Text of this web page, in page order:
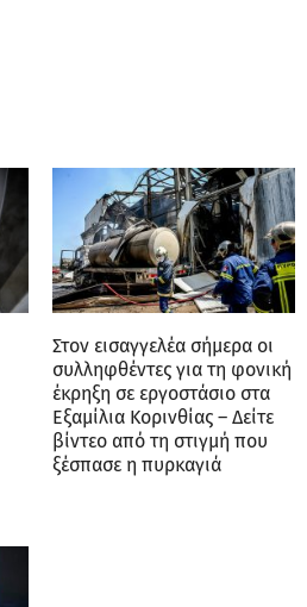
Στον εισαγγελέα σήμερα οι
συλληφθέντες για τη φονική
έκρηξη σε εργοστάσιο στα
Εξαμίλια Κορινθίας – Δείτε
βίντεο από τη στιγμή που
ξέσπασε η πυρκαγιά